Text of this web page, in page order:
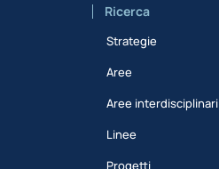
Ricerca
Strategie
Aree
Aree interdisciplinari
Linee
Progetti